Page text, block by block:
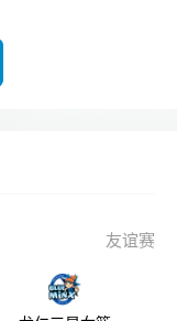
友谊赛